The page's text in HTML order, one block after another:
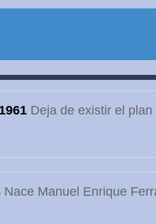
1961Deja de existir el plan
Nace Manuel Enrique